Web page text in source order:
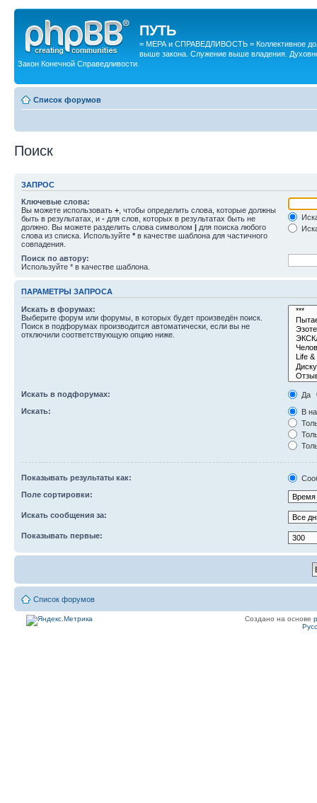
ПУТЬ
= МЕРА и СПРАВЕДЛИВОСТЬ = Коллективное
выше закона. Служение выше владения.
Закон Конечной Справедливости.
Список форумов
Поиск
ЗАПРОС
Ключевые слова:
Вы можете использовать + , чтобы определить слова, которые должны
быть в результатах, и - для слов, которых в результатах быть не
должно. Вы можете разделить слова символом | для поиска любого
слова из списка. Используйте * в качестве шаблона для частичного
совпадения.
Поиск по автору:
Используйте * в качестве шаблона.
ПАРАМЕТРЫ ЗАПРОСА
Искать в форумах:
Выберите форум или форумы, в которых будет произведён поиск.
Поиск в подфорумах производится автоматически, если вы не
отключили соответствующую опцию ниже.
Искать в подфорумах:
Да
Искать:
В
Показывать результаты как:
Поле сортировки:
Искать сообщения за:
Показывать первые:
Список форумов
Создано на основе